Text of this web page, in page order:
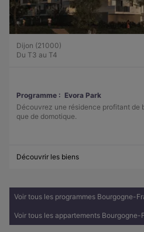
Dijon (21000)
Du T3 au T4
Programme : Evora Park
Découvrez une résidence profitant de
que de domotique.
Découvrir les biens
Voir tous les programmes Bourgogne-
Voir tous les appartements